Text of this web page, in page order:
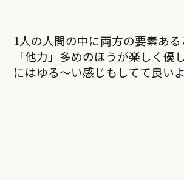
1人の人間の中に両方の要素あ
「他力」多めのほうが楽しく優
にはゆる〜い感じもしてて良い